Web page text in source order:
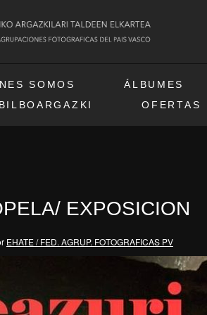
SOMOS ÁLBUMES
BILBOARGAZKI OFERTAS
EXPOSICION
EHATE / FED. AGRUP. FOTOGRAFICAS PV